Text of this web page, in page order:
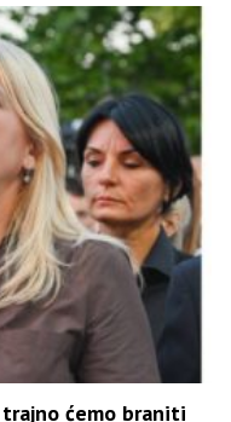
trajno ćemo braniti